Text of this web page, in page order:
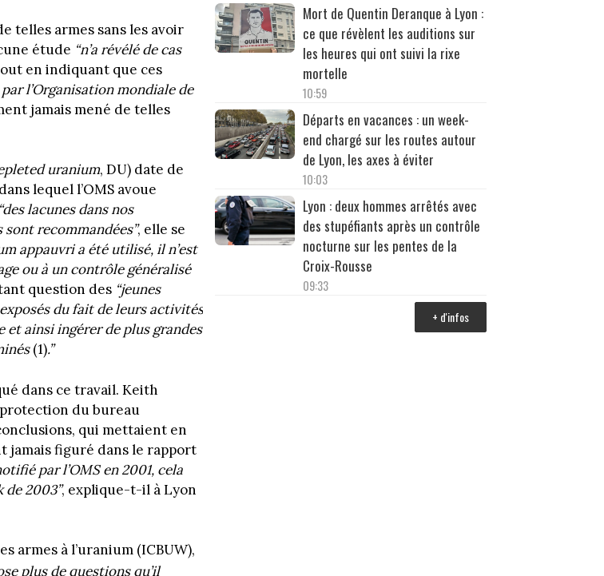
telles armes sans les avoir
étude “n’a révélé de cas
en indiquant que ces
l’Organisation mondiale de
jamais mené de telles
uranium, DU) date de
lequel l’OMS avoue
“des lacunes dans nos
sont recommandées”, elle se
appauvri a été utilisé, il n’est
ou à un contrôle généralisé
question des “jeunes
du fait de leurs activités
ainsi ingérer de plus grandes
(1).”
dans ce travail. Keith
du bureau
qui mettaient en
jamais figuré dans le rapport
par l’OMS en 2001, cela
de 2003”, explique-t-il à Lyon
armes à l’uranium (ICBUW),
plus de questions qu’il
Mort de Quentin Deranque à Lyon :
ce que révèlent les auditions sur
les heures qui ont suivi la rixe
mortelle
10:59
Départs en vacances : un week-
end chargé sur les routes autour
de Lyon, les axes à éviter
10:03
Lyon : deux hommes arrêtés avec
des stupéfiants après un contrôle
nocturne sur les pentes de la
Croix-Rousse
09:33
+ d'infos